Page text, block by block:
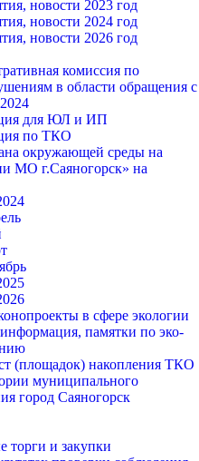
новости 2023 год
новости 2024 год
новости 2026 год
комиссия по
в области обращения с
для ЮЛ и ИП
по ТКО
окружающей среды на
МО г.Саяногорск» на
в сфере экологии
памятки по эко-
(площадок) накопления ТКО
муниципального
город Саяногорск
и закупки